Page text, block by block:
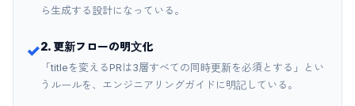
ら生成する設計になっている。
✓2. 更新フローの明文化
「titleを変えるPRは3層すべての同時更新を必須とする」とい
うルールを、エンジニアリングガイドに明記している。